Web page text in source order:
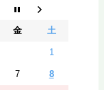
金 土
1
7 8